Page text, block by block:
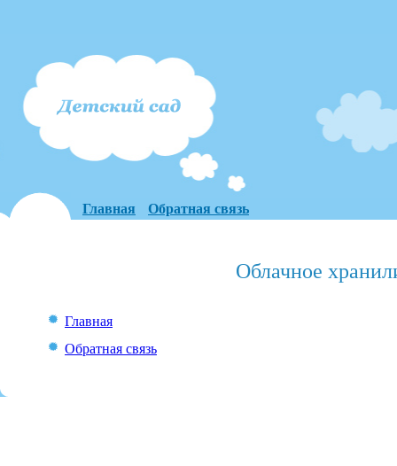
Главная Обратная связь
Облачное
Главная
Обратная связь